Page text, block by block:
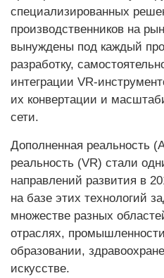
специализированных
производственников на
вынуждены под каждый
разработку,
интеграции VR-
их конвертации и
сети.
Дополненная реальность
реальность (VR) стали
направлений развития в
на базе этих технологий
множестве разных
отраслях,
образовании,
искусстве.